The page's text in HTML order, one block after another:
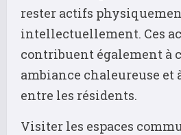
rester actifs
intellectuellement. Ces
contribuent également à
ambiance chaleureuse et
entre les résidents.
Visiter les espaces